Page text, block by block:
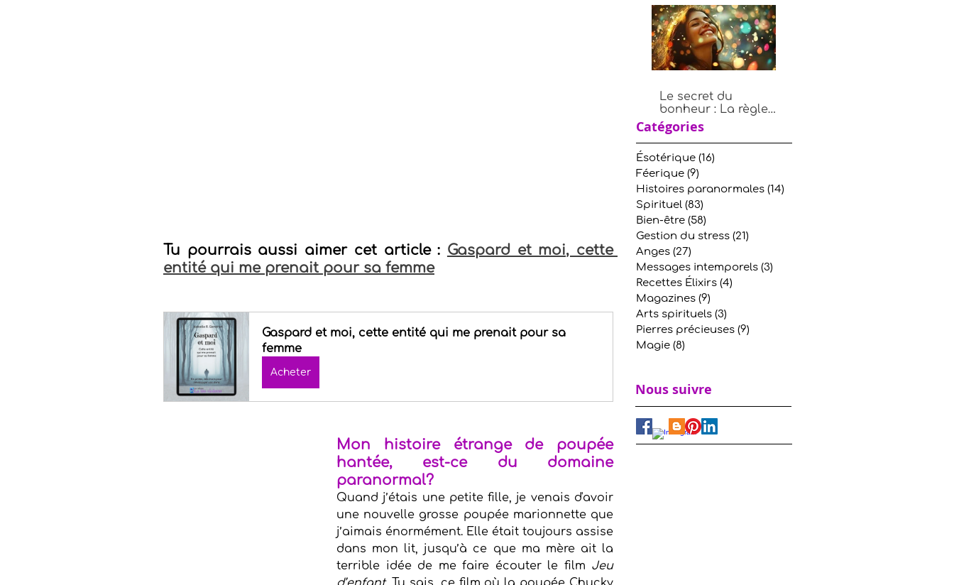
Tu pourrais aussi aimer cet article : Gaspard et moi, cette
entité qui me prenait pour sa femme
Gaspard et moi, cette entité qui me prenait pour sa
femme
Acheter
Mon histoire étrange de poupée
hantée, est-ce du domaine
paranormal?
Quand j’étais une petite fille, je venais d'avoir
une nouvelle grosse poupée marionnette que
j’aimais énormément. Elle était toujours assise
dans mon lit, jusqu’à ce que ma mère ait la
terrible idée de me faire écouter le film Jeu
Le secret du
bonheur : La règle
des 10, 9, 8, 7, 6, 5, 4,
3, 2, 1
Catégories
Ésotérique (16)
Féerique (9)
Histoires paranormales (14)
Spirituel (83)
Bien-être (58)
Gestion du stress (21)
Anges (27)
Messages intemporels (3)
Recettes Élixirs (4)
Magazines (9)
Arts spirituels (3)
Pierres précieuses (9)
Magie (8)
Nous suivre